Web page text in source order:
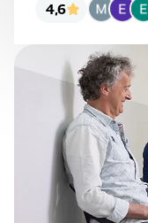
4,6